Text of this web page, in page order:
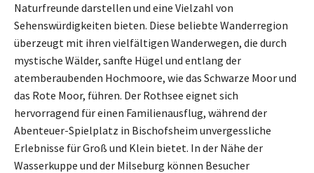
Naturfreunde darstellen und eine Vielzahl von
Sehenswürdigkeiten bieten. Diese beliebte Wanderregion
überzeugt mit ihren vielfältigen Wanderwegen, die durch
mystische Wälder, sanfte Hügel und entlang der
atemberaubenden Hochmoore, wie das Schwarze Moor und
das Rote Moor, führen. Der Rothsee eignet sich
hervorragend für einen Familienausflug, während der
Abenteuer-Spielplatz in Bischofsheim unvergessliche
Erlebnisse für Groß und Klein bietet. In der Nähe der
Wasserkuppe und der Milseburg können Besucher